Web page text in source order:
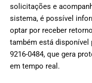
solicitações e
sistema, é possível
optar por receber
também está disponível
9216-0484, que gera
em tempo real.